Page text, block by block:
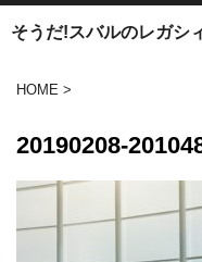
そうだ!スバルのレガシ
HOME >
20190208-